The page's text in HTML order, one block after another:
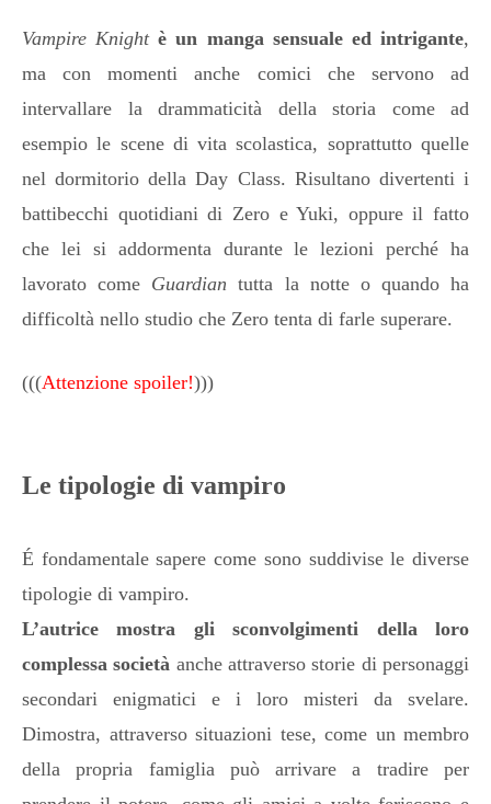
Vampire Knightè un manga sensuale ed intrigante,
ma con momenti anche comici che servono ad
intervallare la drammaticità della storia come ad
esempio le scene di vita scolastica, soprattutto quelle
nel dormitorio della Day Class. Risultano divertenti i
battibecchi quotidiani di Zero e Yuki, oppure il fatto
che lei si addormenta durante le lezioni perché ha
lavorato come Guardian tutta la notte o quando ha
difficoltà nello studio che Zero tenta di farle superare.
(((Attenzione spoiler!)))
Le tipologie di vampiro
É fondamentale sapere come sono suddivise le diverse
tipologie di vampiro.
L’autrice mostra gli sconvolgimenti della loro
complessa società anche attraverso storie di personaggi
secondari enigmatici e i loro misteri da svelare.
Dimostra, attraverso situazioni tese, come un membro
della propria famiglia può arrivare a tradire per